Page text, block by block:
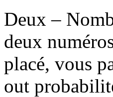
Deux –
deux
placé, vous
out